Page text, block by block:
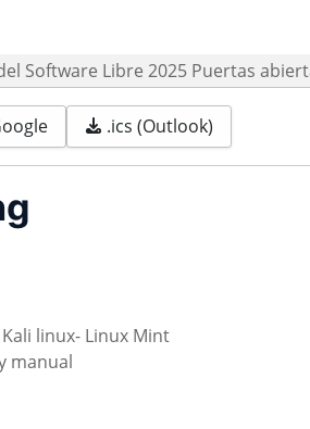
Software Libre 2025 Puertas
.ics (Outlook)
linux- Linux Mint
manual